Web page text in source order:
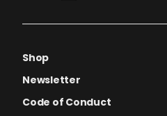
Shop
Newsletter
Code of Conduct